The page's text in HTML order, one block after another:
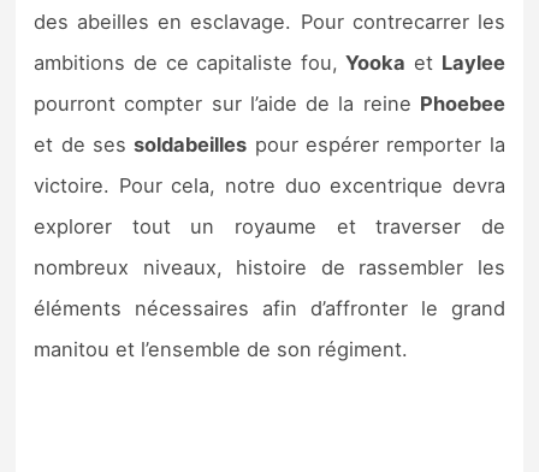
des abeilles en esclavage. Pour contrecarrer les
ambitions de ce capitaliste fou,Yooka et Laylee
pourront compter sur l’aide de la reine Phoebee
et de sessoldabeilles pour espérer remporter la
victoire. Pour cela, notre duo excentrique devra
explorer tout un royaume et traverser de
nombreux niveaux, histoire de rassembler les
éléments nécessaires afin d’affronter le grand
manitou et l’ensemble de son régiment.